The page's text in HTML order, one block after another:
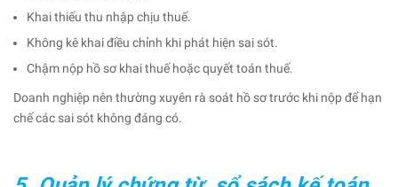
Khai thiếu thu nhập chịu thuế.
Không kê khai điều chỉnh khi phát hiện sai sót.
Chậm nộp hồ sơ khai thuế hoặc quyết toán thuế.
Doanh nghiệp nên thường xuyên rà soát hồ sơ trước khi nộp để hạn
chế các sai sót không đáng có.